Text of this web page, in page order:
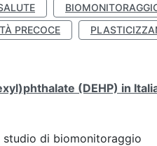
PRECOCE
(DEHP) in
studio di biomonitoraggio